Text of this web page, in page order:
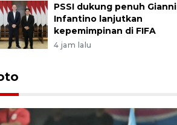
PSSI dukung penuh Gianni
Infantino lanjutkan
kepemimpinan di FIFA
4 jam lalu